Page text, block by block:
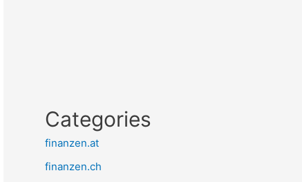
Categories
finanzen.at
finanzen.ch